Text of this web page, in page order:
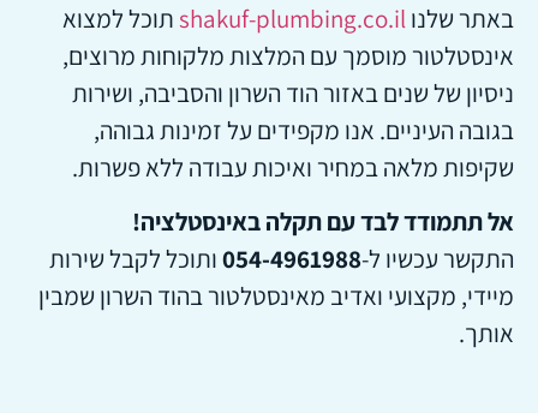
באתר שלנוshakuf-plumbing.co.ilתוכל למצוא
אינסטלטור מוסמך עם המלצות מלקוחות מרוצים,
ניסיון של שנים באזור הוד השרון והסביבה, ושירות
בגובה העיניים. אנו מקפידים על זמינות גבוהה,
שקיפות מלאה במחיר ואיכות עבודה ללא פשרות.
אל תתמודד לבד עם תקלה באינסטלציה!
התקשר עכשיו ל-054-4961988ותוכל לקבל שירות
מיידי, מקצועי ואדיב מאינסטלטור בהוד השרון שמבין
אותך.